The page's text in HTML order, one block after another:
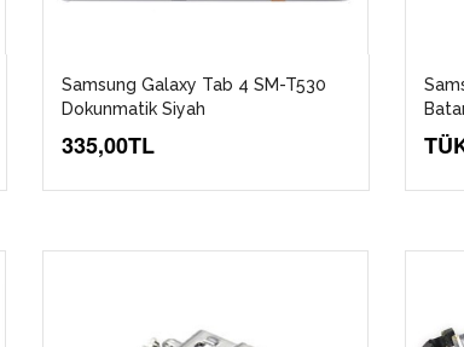
Samsung Galaxy Tab 4 SM-T530
Dokunmatik Siyah
335,00TL